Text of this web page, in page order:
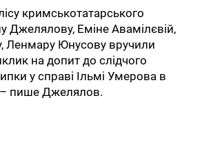
кримськотатарського
Джелялову, Еміне Авамілєвій,
Ленмару Юнусову вручили
на допит до слідчого
у справі Ільмі Умерова в
– пише Джелялов.